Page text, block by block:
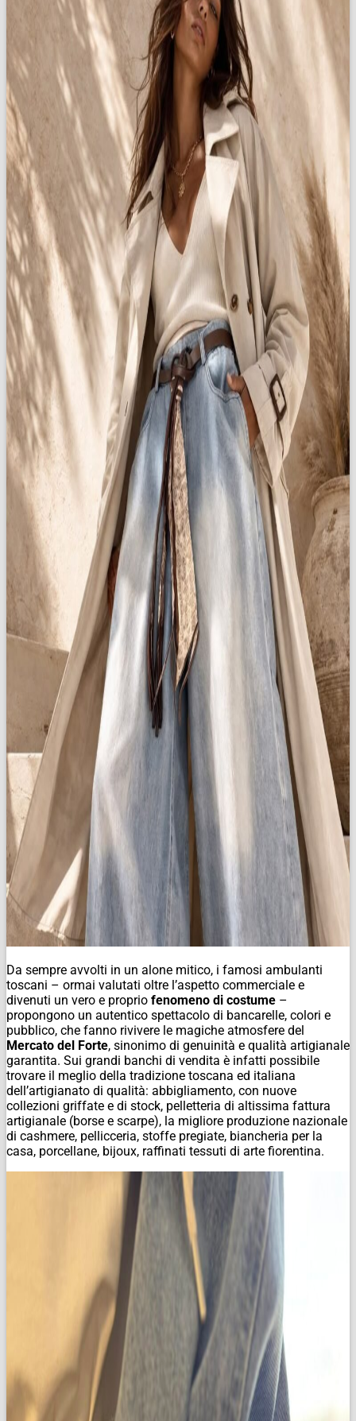
Da sempre avvolti in un alone mitico, i famosi ambulanti
toscani – ormai valutati oltre l’aspetto commerciale e
divenuti un vero e proprio fenomeno di costume –
propongono un autentico spettacolo di bancarelle, colori e
pubblico, che fanno rivivere le magiche atmosfere del
Mercato del Forte, sinonimo di genuinità e qualità artigianale
garantita. Sui grandi banchi di vendita è infatti possibile
trovare il meglio della tradizione toscana ed italiana
dell’artigianato di qualità: abbigliamento, con nuove
collezioni griffate e di stock, pelletteria di altissima fattura
artigianale (borse e scarpe), la migliore produzione nazionale
di cashmere, pellicceria, stoffe pregiate, biancheria per la
casa, porcellane, bijoux, raffinati tessuti di arte fiorentina.